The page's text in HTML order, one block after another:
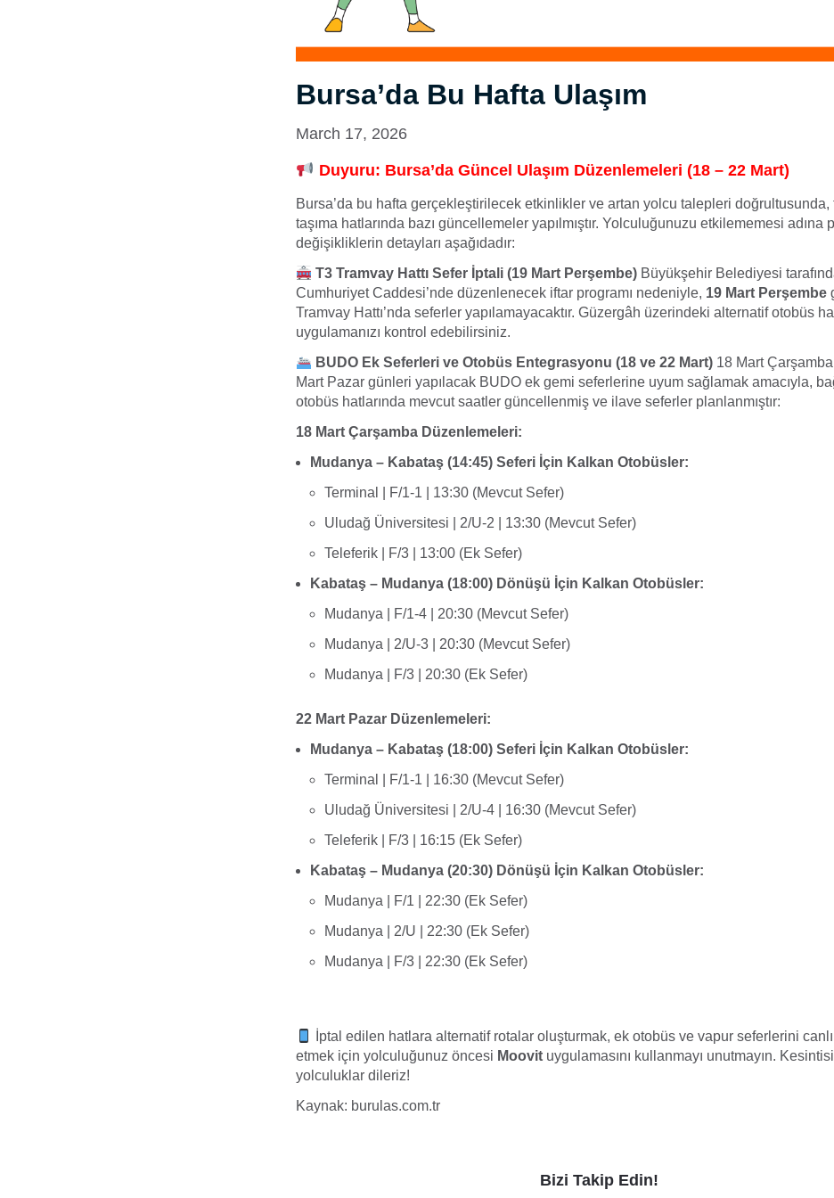
Bursa’da Bu Hafta Ulaşım
March 17, 2026
Duyuru: Bursa’da Güncel Ulaşım Düzenlemeleri (18 – 22 Mart)
Bursa’da bu hafta gerçekleştirilecek etkinlikler ve artan yolcu talepleri doğrultusunda,
taşıma hatlarında bazı güncellemeler yapılmıştır. Yolculuğunuzu etkilememesi adına
değişikliklerin detayları aşağıdadır:
T3 Tramvay Hattı Sefer İptali (19 Mart Perşembe) Büyükşehir Belediyesi
Cumhuriyet Caddesi’nde düzenlenecek iftar programı nedeniyle, 19 Mart Perşembe
Tramvay Hattı’nda seferler yapılamayacaktır. Güzergâh üzerindeki alternatif otobüs
uygulamanızı kontrol edebilirsiniz.
BUDO Ek Seferleri ve Otobüs Entegrasyonu (18 ve 22 Mart) 18 Mart
Mart Pazar günleri yapılacak BUDO ek gemi seferlerine uyum sağlamak amacıyla,
otobüs hatlarında mevcut saatler güncellenmiş ve ilave seferler planlanmıştır:
18 Mart Çarşamba Düzenlemeleri:
Mudanya – Kabataş (14:45) Seferi İçin Kalkan Otobüsler:
Terminal | F/1-1 | 13:30 (Mevcut Sefer)
Uludağ Üniversitesi | 2/U-2 | 13:30 (Mevcut Sefer)
Teleferik | F/3 | 13:00 (Ek Sefer)
Kabataş – Mudanya (18:00) Dönüşü İçin Kalkan Otobüsler:
Mudanya | F/1-4 | 20:30 (Mevcut Sefer)
Mudanya | 2/U-3 | 20:30 (Mevcut Sefer)
Mudanya | F/3 | 20:30 (Ek Sefer)
22 Mart Pazar Düzenlemeleri:
Mudanya – Kabataş (18:00) Seferi İçin Kalkan Otobüsler:
Terminal | F/1-1 | 16:30 (Mevcut Sefer)
Uludağ Üniversitesi | 2/U-4 | 16:30 (Mevcut Sefer)
Teleferik | F/3 | 16:15 (Ek Sefer)
Kabataş – Mudanya (20:30) Dönüşü İçin Kalkan Otobüsler:
Mudanya | F/1 | 22:30 (Ek Sefer)
Mudanya | 2/U | 22:30 (Ek Sefer)
Mudanya | F/3 | 22:30 (Ek Sefer)
İptal edilen hatlara alternatif rotalar oluşturmak, ek otobüs ve vapur seferlerini
etmek için yolculuğunuz öncesi Moovit uygulamasını kullanmayı unutmayın.
yolculuklar dileriz!
Kaynak: burulas.com.tr
Bizi Takip Edin!